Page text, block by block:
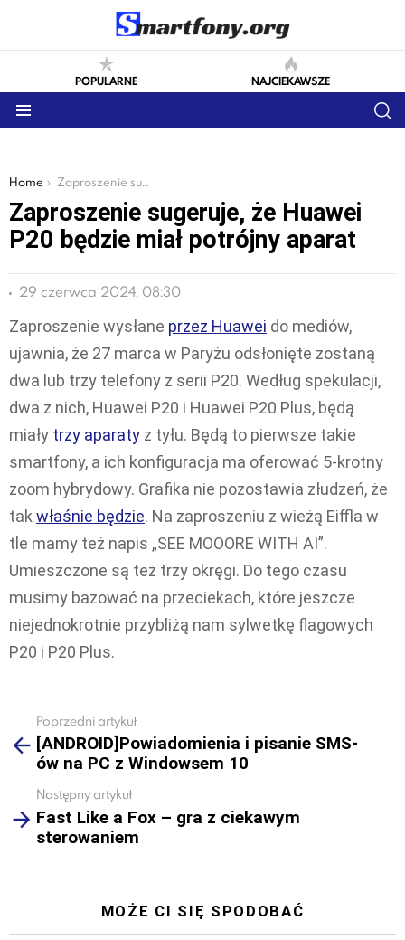
POPULARNE NAJCIEKAWSZE
You are here:
Home Zaproszenie sugeruje, że Huawei P20 będzie miał potrójny aparat
Zaproszenie sugeruje, że Huawei
P20 będzie miał potrójny aparat
29 czerwca 2024, 08:30
Zaproszenie wysłane przez Huawei do mediów,
ujawnia, że ​​27 marca w Paryżu odsłonięte zostaną
dwa lub trzy telefony z serii P20. Według spekulacji,
dwa z nich, Huawei P20 i Huawei P20 Plus, będą
miały trzy aparaty z tyłu. Będą to pierwsze takie
smartfony, a ich konfiguracja ma oferować 5-krotny
zoom hybrydowy. Grafika nie pozostawia złudzeń, że
takwłaśnie będzie. Na zaproszeniu z wieżą Eiffla w
tle mamy też napis „SEE MOOORE WITH AI”.
Umieszczone są też trzy okręgi. Do tego czasu
musimy bazować na przeciekach, które jeszcze
niejednokrotnie przybliżą nam sylwetkę flagowych
P20 i P20 Plus.
more
Poprzedni artykuł
[ANDROID]Powiadomienia i pisanie SMS-
ów na PC z Windowsem 10
Następny artykuł
Fast Like a Fox – gra z ciekawym
sterowaniem
MOŻE CI SIĘ SPODOBAĆ